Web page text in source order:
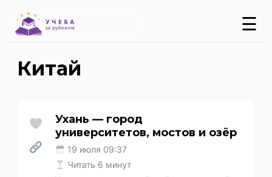
☰
Китай
Ухань — город
университетов, мостов и озёр
19 июля 09:37
Читать 6 минут